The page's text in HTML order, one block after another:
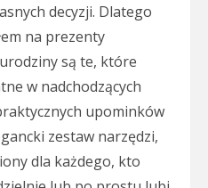
decyzji. Dlatego
na prezenty
są te, które
w nadchodzących
upominków
zestaw narzędzi,
dla każdego, kto